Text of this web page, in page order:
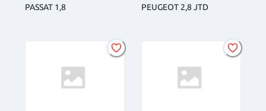
PASSAT 1,8
PEUGEOT 2,8 JTD